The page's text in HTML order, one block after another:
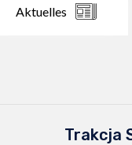
Aktuelles
Trakcja